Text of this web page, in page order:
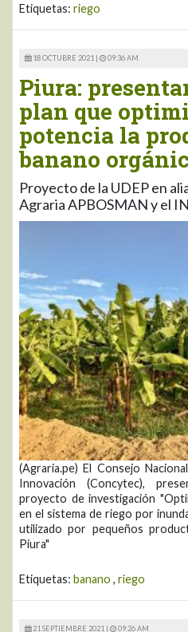
Etiquetas: riego
18 OCTUBRE 2021 | 09:36 AM
Piura:
plan que
potencia la
banano
Proyecto de la UDEP en
Agraria APBOSMAN y el
(Agraria.pe) El Consejo
Innovación (Concytec),
proyecto de investigación
en el sistema de riego por
utilizado por pequeños
Piura"
Etiquetas: banano , riego
21 SEPTIEMBRE 2021 | 09:26 AM